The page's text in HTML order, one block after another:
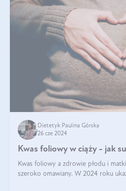
Dietetyk Paulina Górska
26 cze 2024
Kwas foliowy w ciąży - jak
Kwas foliowy a zdrowie płodu i
szeroko omawiany. W 2024 roku